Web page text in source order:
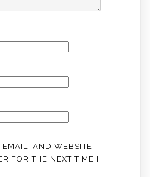
AND WEBSITE
FOR THE NEXT TIME I